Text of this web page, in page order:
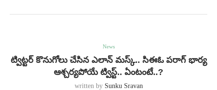
News
ట్విట్టర్ కొనుగోలు చేసిన ఎలాన్ మస్క్.. సిఈఓ పరాగ్ భార్య
ఆశ్చర్యపోయే ట్విస్ట్.. ఏంటంటే..?
written by Sunku Sravan